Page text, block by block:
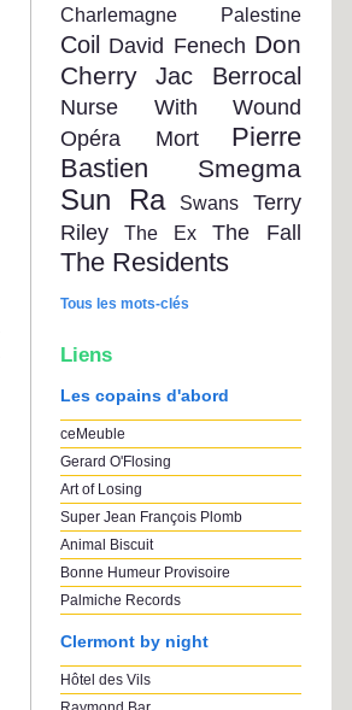
Charlemagne Palestine
Coil David Fenech Don
Cherry
Jac Berrocal
Nurse With Wound
Opéra Mort
Pierre
Bastien
Smegma
Sun Ra Swans
Terry
Riley
The Ex The Fall
The Residents
Tous les mots-clés
Liens
Les copains d'abord
ceMeuble
Gerard O'Flosing
Art of Losing
Super Jean François Plomb
Animal Biscuit
Bonne Humeur Provisoire
Palmiche Records
Clermont by night
Hôtel des Vils